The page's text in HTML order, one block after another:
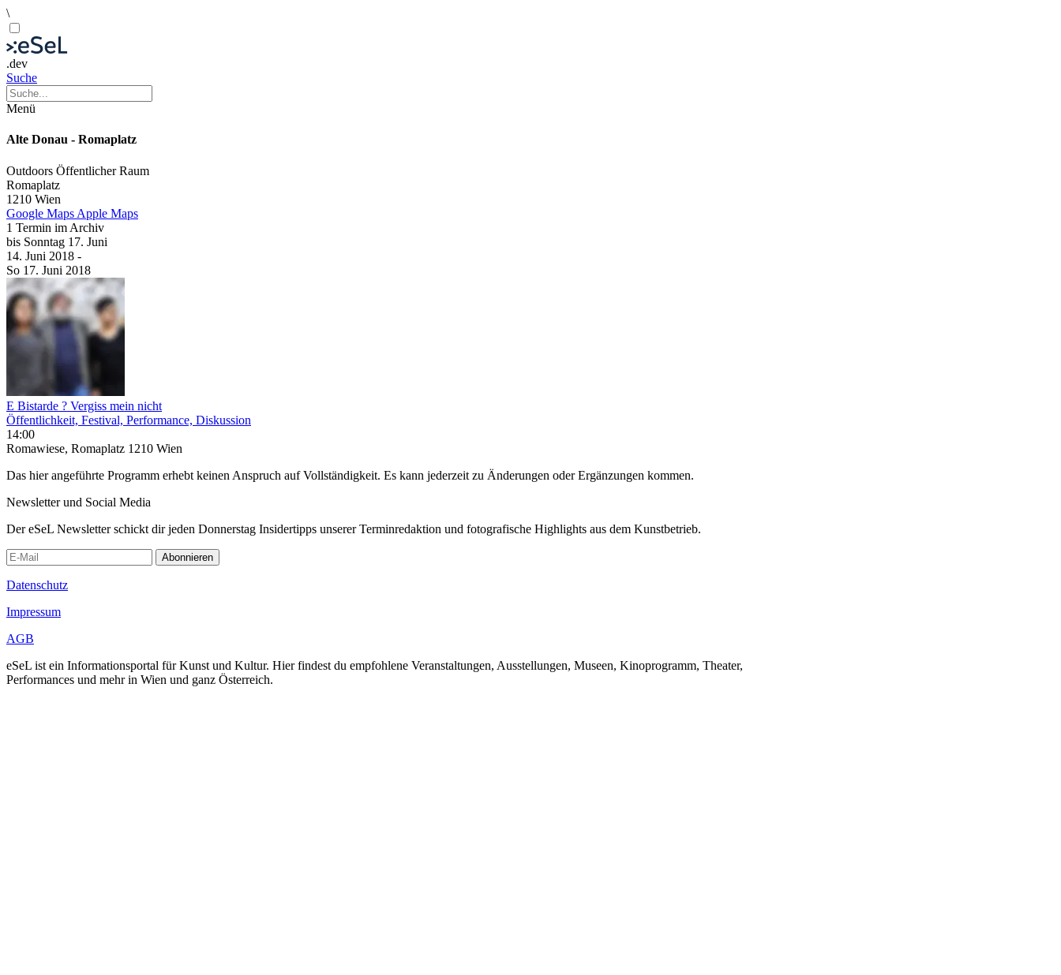
\
.dev
Suche
Menü
Alte Donau - Romaplatz
Outdoors Öffentlicher Raum
Romaplatz
1210 Wien
Google Maps Apple Maps
1 Termin im Archiv
bis Sonntag 17. Juni
14. Juni 2018 -
So 17. Juni 2018
E Bistarde ? Vergiss mein nicht
Öffentlichkeit, Festival, Performance, Diskussion
14:00
Romawiese, Romaplatz 1210 Wien
Das hier angeführte Programm erhebt keinen Anspruch auf Vollständigkeit. Es kann jederzeit zu Änderungen oder Ergänzungen kommen.
Newsletter und Social Media
Der eSeL Newsletter schickt dir jeden Donnerstag Insidertipps unserer Terminredaktion und fotografische Highlights aus dem Kunstbetrieb.
Abonnieren
Datenschutz
Impressum
AGB
eSeL ist ein Informationsportal für Kunst und Kultur. Hier findest du empfohlene Veranstaltungen, Ausstellungen, Museen, Kinoprogramm, Theater,
Performances und mehr in Wien und ganz Österreich.